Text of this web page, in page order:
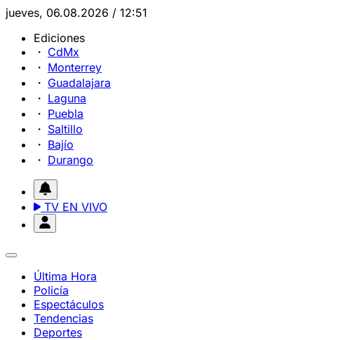
jueves, 06.08.2026 / 12:51
Ediciones
CdMx
Monterrey
Guadalajara
Laguna
Puebla
Saltillo
Bajío
Durango
TV EN VIVO
Última Hora
Policía
Espectáculos
Tendencias
Deportes